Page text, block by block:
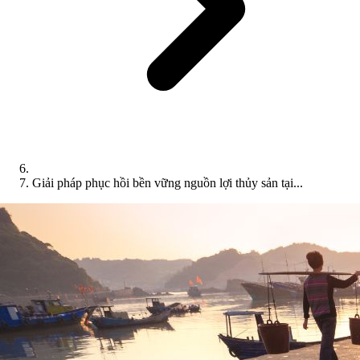
Giải pháp phục hồi bền vững nguồn lợi thủy sản tại...